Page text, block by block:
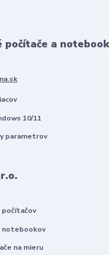
počítače a
10/11
parametrov
počítačov
notebookov
na mieru